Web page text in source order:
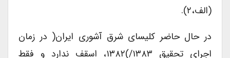
(الف،۲).
در حال حاضر کلیسای شرق آشوری ایران( در زمان
اجرای تحقیق ۱۳۸۳/)۱۳۸۲، اسقف ندارد و فقط